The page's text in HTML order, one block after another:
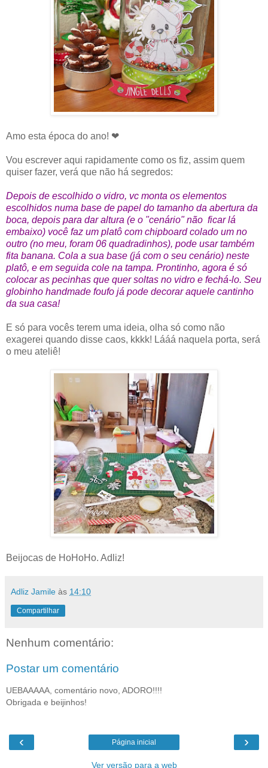
Amo esta época do ano! ❤
Vou escrever aqui rapidamente como os fiz, assim quem
quiser fazer, verá que não há segredos:
Depois de escolhido o vidro, vc monta os elementos
escolhidos numa base de papel do tamanho da abertura da
boca, depois para dar altura (e o "cenário" não ficar lá
embaixo) você faz um platô com chipboard colado um no
outro (no meu, foram 06 quadradinhos), pode usar também
fita banana. Cola a sua base (já com o seu cenário) neste
platô, e em seguida cole na tampa. Prontinho, agora é só
colocar as pecinhas que quer soltas no vidro e fechá-lo. Seu
globinho handmade foufo já pode decorar aquele cantinho
da sua casa!
E só para vocês terem uma ideia, olha só como não
exagerei quando disse caos, kkkk! Lááá naquela porta, será
o meu ateliê!
Beijocas de HoHoHo. Adliz!
Adliz Jamile às 14:10
Compartilhar
Nenhum comentário:
Postar um comentário
UEBAAAAA, comentário novo, ADORO!!!!
Obrigada e beijinhos!
‹ ›
Página inicial
Ver versão para a web